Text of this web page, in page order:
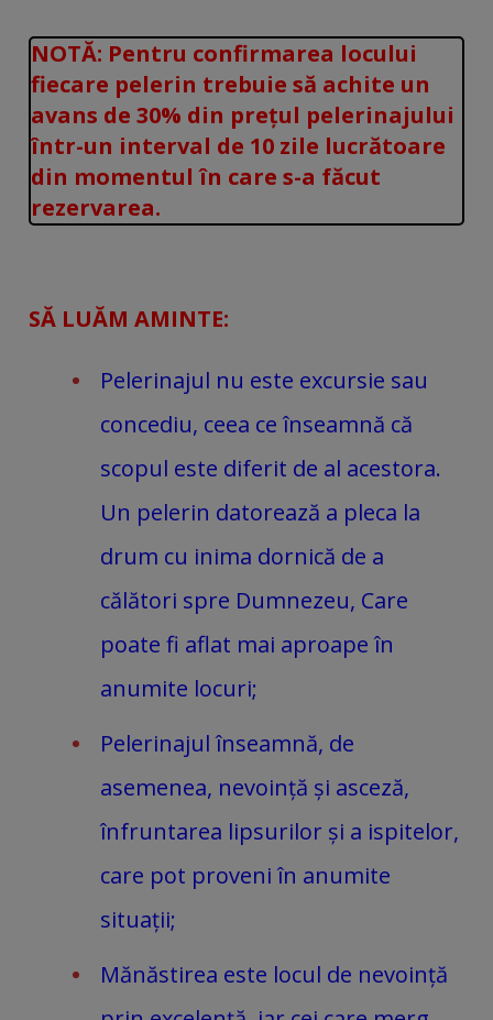
NOTĂ: Pentru confirmarea locului
fiecare pelerin trebuie să achite un
avans de 30% din prețul pelerinajului
într-un interval de 10 zile lucrătoare
din momentul în care s-a făcut
rezervarea.
SĂ LUĂM AMINTE:
Pelerinajul nu este excursie sau
concediu, ceea ce înseamnă că
scopul este diferit de al acestora.
Un pelerin datorează a pleca la
drum cu inima dornică de a
călători spre Dumnezeu, Care
poate fi aflat mai aproape în
anumite locuri;
Pelerinajul înseamnă, de
asemenea, nevoință și asceză,
înfruntarea lipsurilor și a ispitelor,
care pot proveni în anumite
situații;
Mănăstirea este locul de nevoință